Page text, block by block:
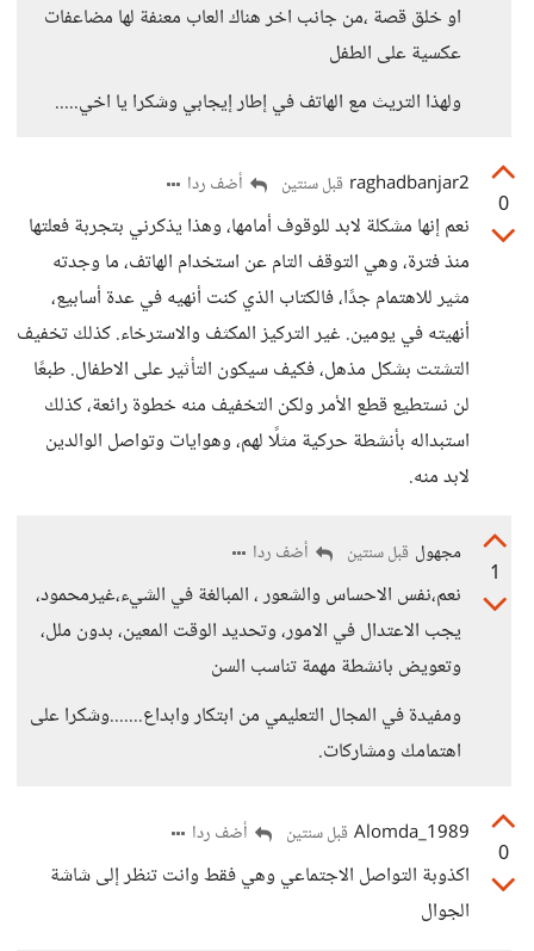
او خلق قصة ،من جانب اخر هناك العاب معنفة لها مضاعفات
عكسية على الطفل
ولهذا التريث مع الهاتف في إطار إيجابي وشكرا يا اخي.....
0
raghadbanjar2 قبل سنتين أضف ردا
نعم إنها مشكلة لابد للوقوف أمامها، وهذا يذكرني بتجربة فعلتها
منذ فترة، وهي التوقف التام عن استخدام الهاتف، ما وجدته
مثير للاهتمام جدًا، فالكتاب الذي كنت أنهيه في عدة أسابيع،
أنهيته في يومين. غير التركيز المكثف والاسترخاء. كذلك تخفيف
التشتت بشكل مذهل، فكيف سيكون التأثير على الاطفال. طبعًا
لن نستطيع قطع الأمر ولكن التخفيف منه خطوة رائعة، كذلك
استبداله بأنشطة حركية مثلًا لهم، وهوايات وتواصل الوالدين
لابد منه.
1
مجهول قبل سنتين أضف ردا
نعم،نفس الاحساس والشعور ، المبالغة في الشيء،غيرمحمود،
يجب الاعتدال في الامور، وتحديد الوقت المعين، بدون ملل،
وتعويض بانشطة مهمة تناسب السن
ومفيدة في المجال التعليمي من ابتكار وابداع.......وشكرا على
اهتمامك ومشاركات.
0
Alomda_1989 قبل سنتين أضف ردا
اكذوبة التواصل الاجتماعي وهي فقط وانت تنظر إلى شاشة
الجوال